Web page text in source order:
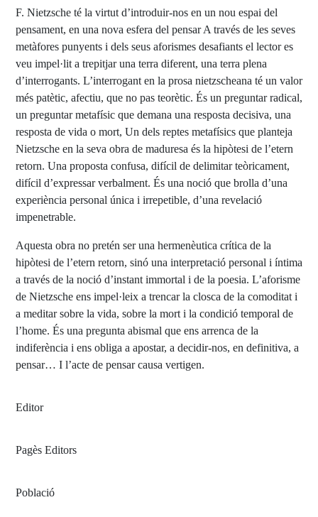
F. Nietzsche té la virtut d’introduir-nos en un nou espai del
pensament, en una nova esfera del pensar A través de les seves
metàfores punyents i dels seus aforismes desafiants el lector es
veu impel·lit a trepitjar una terra diferent, una terra plena
d’interrogants. L’interrogant en la prosa nietzscheana té un valor
més patètic, afectiu, que no pas teorètic. És un preguntar radical,
un preguntar metafísic que demana una resposta decisiva, una
resposta de vida o mort, Un dels reptes metafísics que planteja
Nietzsche en la seva obra de maduresa és la hipòtesi de l’etern
retorn. Una proposta confusa, difícil de delimitar teòricament,
difícil d’expressar verbalment. És una noció que brolla d’una
experiència personal única i irrepetible, d’una revelació
impenetrable.
Aquesta obra no pretén ser una hermenèutica crítica de la
hipòtesi de l’etern retorn, sinó una interpretació personal i íntima
a través de la noció d’instant immortal i de la poesia. L’aforisme
de Nietzsche ens impel·leix a trencar la closca de la comoditat i
a meditar sobre la vida, sobre la mort i la condició temporal de
l’home. És una pregunta abismal que ens arrenca de la
indiferència i ens obliga a apostar, a decidir-nos, en definitiva, a
pensar… I l’acte de pensar causa vertigen.
Editor
Pagès Editors
Població